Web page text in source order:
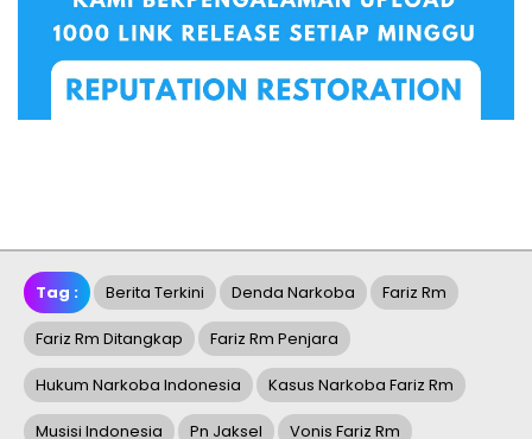
Tag : Berita Terkini Denda Narkoba Fariz Rm
Fariz Rm Ditangkap Fariz Rm Penjara
Hukum Narkoba Indonesia Kasus Narkoba Fariz Rm
Musisi Indonesia Pn Jaksel Vonis Fariz Rm